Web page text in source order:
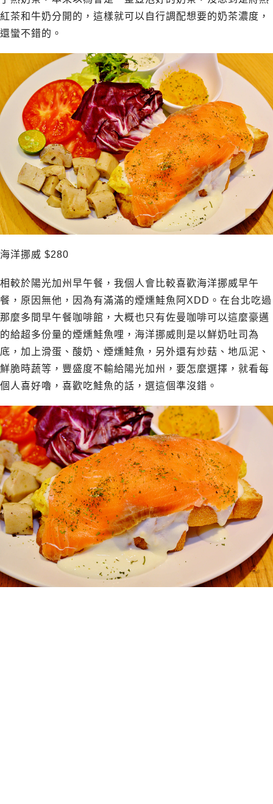
紅茶和牛奶分開的，這樣就可以自行調配想要的奶茶濃度，
還蠻不錯的。
海洋挪威 $280
相較於陽光加州早午餐，我個人會比較喜歡海洋挪威早午
餐，原因無他，因為有滿滿的煙燻鮭魚阿XDD。在台北吃過
那麼多間早午餐咖啡館，大概也只有佐曼咖啡可以這麼豪邁
的給超多份量的煙燻鮭魚哩，海洋挪威則是以鮮奶吐司為
底，加上滑蛋、酸奶、煙燻鮭魚，另外還有炒菇、地瓜泥、
鮮脆時蔬等，豐盛度不輸給陽光加州，要怎麼選擇，就看每
個人喜好嚕，喜歡吃鮭魚的話，選這個準沒錯。